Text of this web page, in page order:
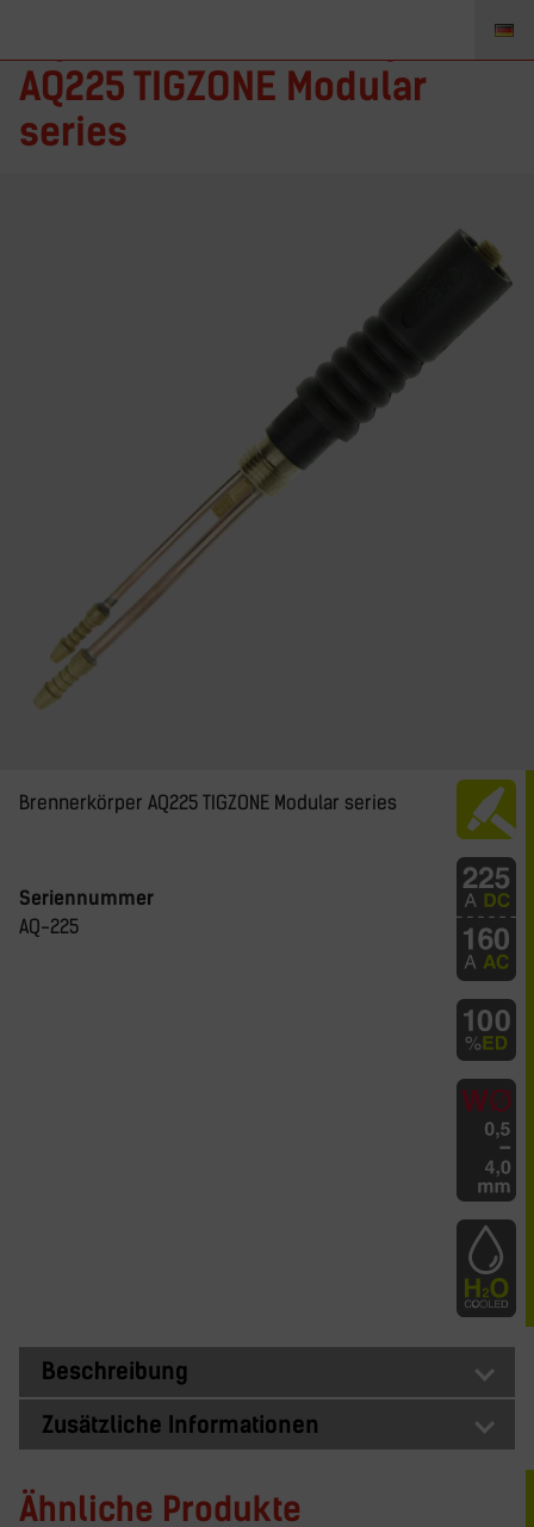
AQ225 TIGZONE Modular
series
Brennerkörper AQ225 TIGZONE Modular series
Seriennummer
AQ-225
Beschreibung
Zusätzliche Informationen
Ähnliche Produkte